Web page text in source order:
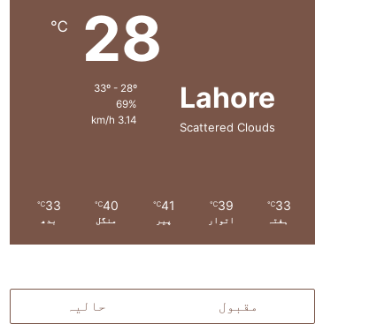
Lahore
Scattered Clouds
28
℃
33º - 28º
69%
3.14 km/h
33
℃
ہفتہ
39
℃
اتوار
41
℃
پیر
40
℃
منگل
33
℃
بدھ
مقبول حالیہ